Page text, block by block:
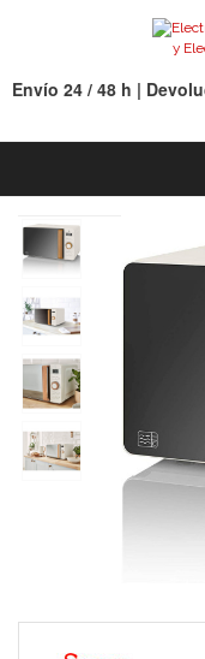
Envío 24 / 48 h |